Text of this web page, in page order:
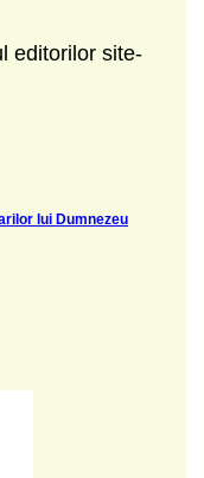
editorilor site-
lui Dumnezeu